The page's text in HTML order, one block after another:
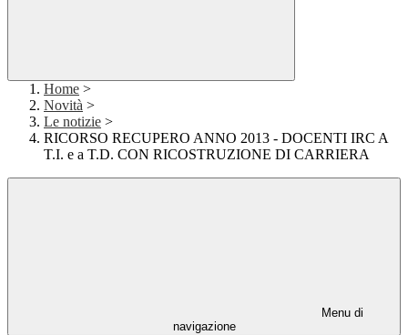
Home >
Novità >
Le notizie >
RICORSO RECUPERO ANNO 2013 - DOCENTI IRC A
T.I. e a T.D. CON RICOSTRUZIONE DI CARRIERA
Menu di
navigazione